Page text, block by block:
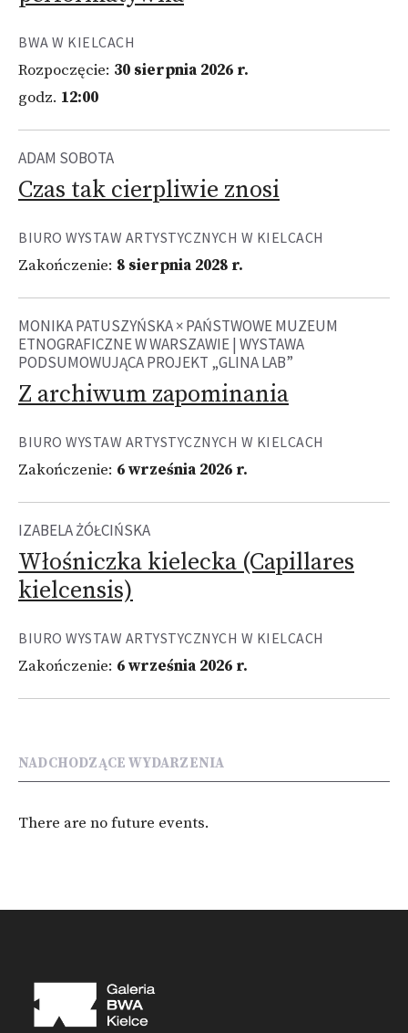
BWA W KIELCACH
Rozpoczęcie: 30 sierpnia 2026 r.
godz. 12:00
ADAM SOBOTA
Czas tak cierpliwie znosi
BIURO WYSTAW ARTYSTYCZNYCH W KIELCACH
Zakończenie: 8 sierpnia 2028 r.
MONIKA PATUSZYŃSKA × PAŃSTWOWE MUZEUM
ETNOGRAFICZNE W WARSZAWIE | WYSTAWA
PODSUMOWUJĄCA PROJEKT „GLINA LAB”
Z archiwum zapominania
BIURO WYSTAW ARTYSTYCZNYCH W KIELCACH
Zakończenie: 6 września 2026 r.
IZABELA ŻÓŁCIŃSKA
Włośniczka kielecka (Capillares
kielcensis)
BIURO WYSTAW ARTYSTYCZNYCH W KIELCACH
Zakończenie: 6 września 2026 r.
NADCHODZĄCE WYDARZENIA
There are no future events.